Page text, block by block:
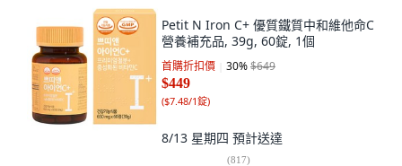
Petit N Iron C+ 優質鐵質中和維他命C
營養補充品, 39g, 60錠, 1個
首購折扣價 30%$649
$449
($7.48/1錠)
8/13 星期四 預計送達
(817)